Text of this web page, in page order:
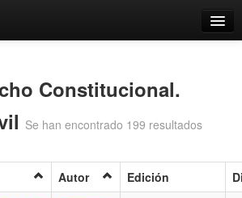
Constitucional.
Se han encontrado 199 resultados
Autor Edición